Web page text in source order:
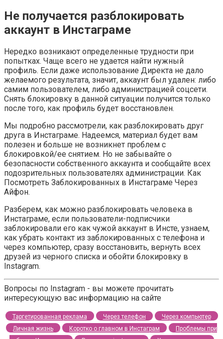
Не получается разблокировать
аккаунт в Инстаграме
Нередко возникают определенные трудности при
попытках. Чаще всего не удается найти нужный
профиль. Если даже использование Директа не дало
желаемого результата, значит, аккаунт был удален: либо
самим пользователем, либо администрацией соцсети.
Снять блокировку в данной ситуации получится только
после того, как профиль будет восстановлен.
Мы подробно рассмотрели, как разблокировать друг
друга в Инстаграме. Надеемся, материал будет вам
полезен и больше не возникнет проблем с
блокировкой/ее снятием. Но не забывайте о
безопасности собственного аккаунта и сообщайте всех
подозрительных пользователях администрации. Как
Посмотреть Заблокированных в Инстаграме Через
Айфон.
Разберем, как можно разблокировать человека в
Инстаграме, если пользователи-подписчики
заблокировали его как чужой аккаунт в Инсте, узнаем,
как убрать контакт из заблокированных с телефона и
через компьютер, сразу восстановить, вернуть всех
друзей из черного списка и обойти блокировку в
Instagram.
Вопросы по Instagram - вы можете прочитать
интересующую вас информацию на сайте
Таргетированная реклама Через телефон
Через компьютер
Личная жизнь
Коротко о главном в Инстаграм
Проблемы при